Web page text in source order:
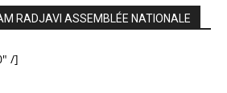
RADJAVI ASSEMBLÉE NATIONALE
/]